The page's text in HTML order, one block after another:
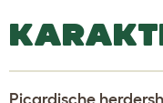
Picardische